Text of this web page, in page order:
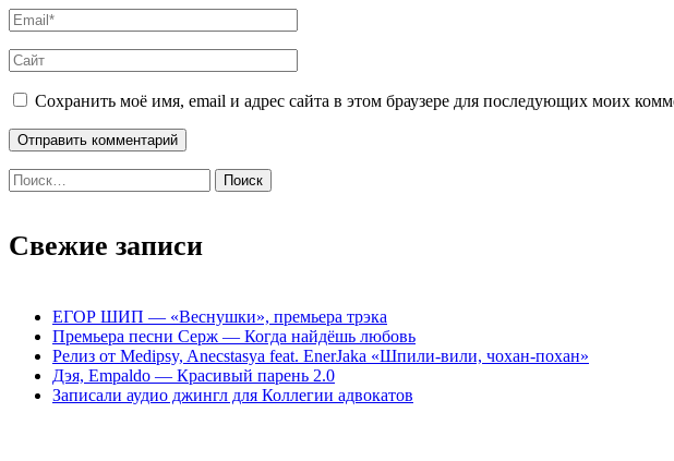
Сохранить моё имя, email и адрес сайта в этом браузере для последующих моих
Найти:
Свежие записи
ЕГОР ШИП — «Веснушки», премьера трэка
Премьера песни Серж — Когда найдёшь любовь
Релиз от Medipsy, Anecstasya feat. EnerJaka «Шпили-вили, чохан-похан»
Дэя, Empaldo — Красивый парень 2.0
Записали аудио джингл для Коллегии адвокатов